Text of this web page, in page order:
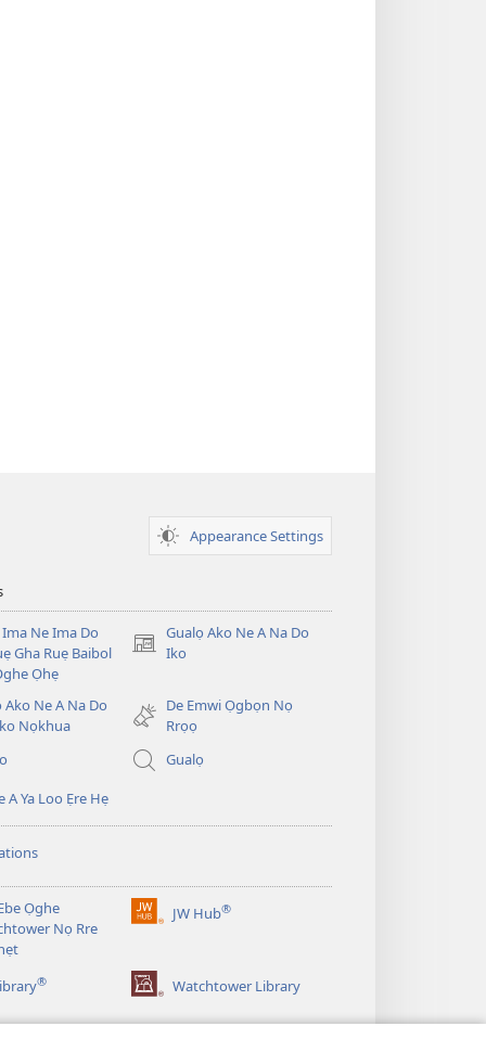
Appearance Settings
Ne Ima Do
Gha Ruẹ Baibol
Ọhẹ
Gualọ Ako Ne A Na Do
Iko
(opens
Ako Ne A Na Do
Nọkhua
De Emwi Ọgbọn Nọ
Rrọọ
Gualọ
A Ya Loo Ẹre Hẹ
Ọghe
Nọ Rre
JW Hub®
(opens
® Watchtower Library